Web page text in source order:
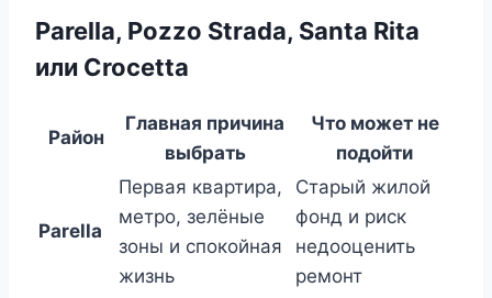
Parella, Pozzo Strada, Santa Rita
или Crocetta
Район
Главная причина
выбрать
Что может не
подойти
Parella
Первая квартира,
метро, зелёные
зоны и спокойная
жизнь
Старый жилой
фонд и риск
недооценить
ремонт